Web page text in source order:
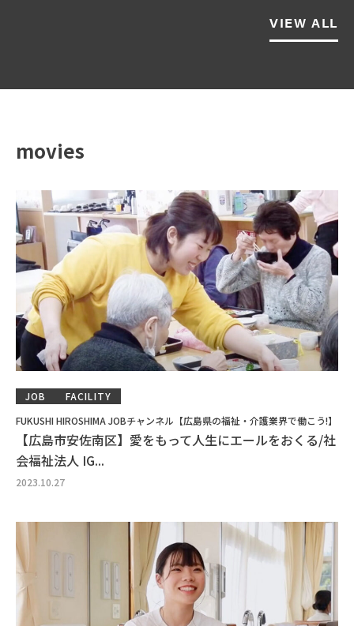
VIEW ALL
movies
JOB
FACILITY
FUKUSHI HIROSHIMA JOBチャンネル【広島県の福祉・介護業界で働こう!】
【広島市安佐南区】愛をもって人生にエールをおくる/社
会福祉法人 IG...
2023.10.27